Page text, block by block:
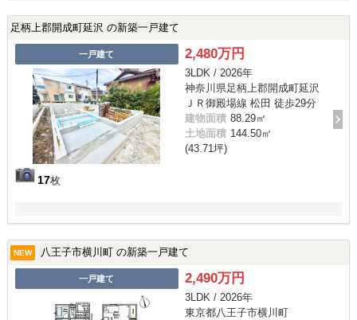
足柄上郡開成町延沢 の新築一戸建て
一戸建て
17枚
2,480万円
3LDK / 2026年
神奈川県足柄上郡開成町延沢
ＪＲ御殿場線 松田 徒歩29分
建物面積 88.29㎡
土地面積 144.50㎡
(43.71坪)
NEW 八王子市横川町 の新築一戸建て
一戸建て 2,490万円
3LDK / 2026年
東京都八王子市横川町